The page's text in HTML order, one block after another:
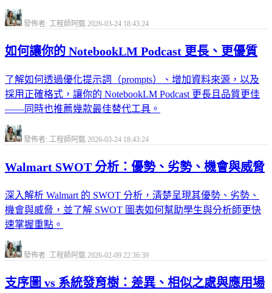
發佈者: 工程師阿甄 2026-03-24 18:43:24
如何讓你的 NotebookLM Podcast 更長、更優質
了解如何透過優化提示詞（prompts）、增加資料來源，以及
採用正確格式，讓你的 NotebookLM Podcast 更長且品質更佳
——同時也推薦幾款最佳替代工具。
發佈者: 工程師阿甄 2026-03-24 18:43:24
Walmart SWOT 分析：優勢、劣勢、機會與威脅
深入解析 Walmart 的 SWOT 分析，清楚呈現其優勢、劣勢、
機會與威脅，並了解 SWOT 圖表如何幫助學生與分析師更快
速掌握重點。
發佈者: 工程師阿甄 2026-02-09 22:36:39
支序圖 vs 系統發育樹：差異、相似之處與應用場